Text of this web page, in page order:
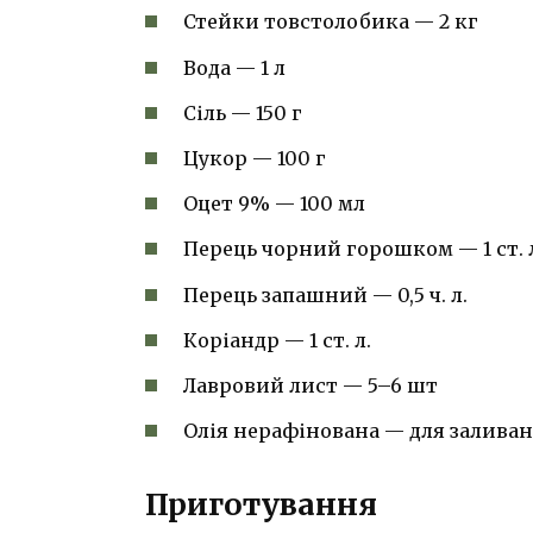
Стейки товстолобика — 2 кг
Вода — 1 л
Сіль — 150 г
Цукор — 100 г
Оцет 9% — 100 мл
Перець чорний горошком — 1 ст.
Перець запашний — 0,5 ч. л.
Коріандр — 1 ст. л.
Лавровий лист — 5–6 шт
Олія нерафінована — для
Приготування